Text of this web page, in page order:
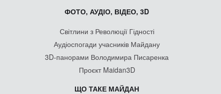
ФОТО, АУДІО, ВІДЕО, 3D
Світлини з Революції Гідності
Аудіоспогади учасників Майдану
3D-панорами Володимира Писаренка
Проєкт Maidan3D
ЩО ТАКЕ МАЙДАН